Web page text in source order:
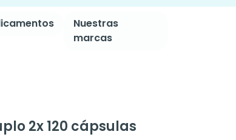
Nuestras
marcas
2x 120 cápsulas